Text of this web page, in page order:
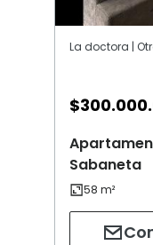
La doctora |
$
Sabaneta